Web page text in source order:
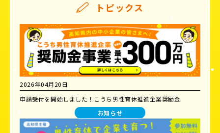
トピックス
2026年04月20日
申請受付を開始しました！こうち男性育休推進企業奨励金
お知らせ